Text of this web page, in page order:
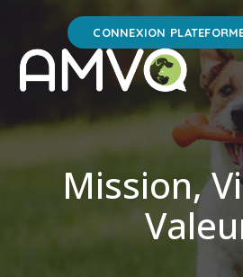
CONNEXION
Mission,